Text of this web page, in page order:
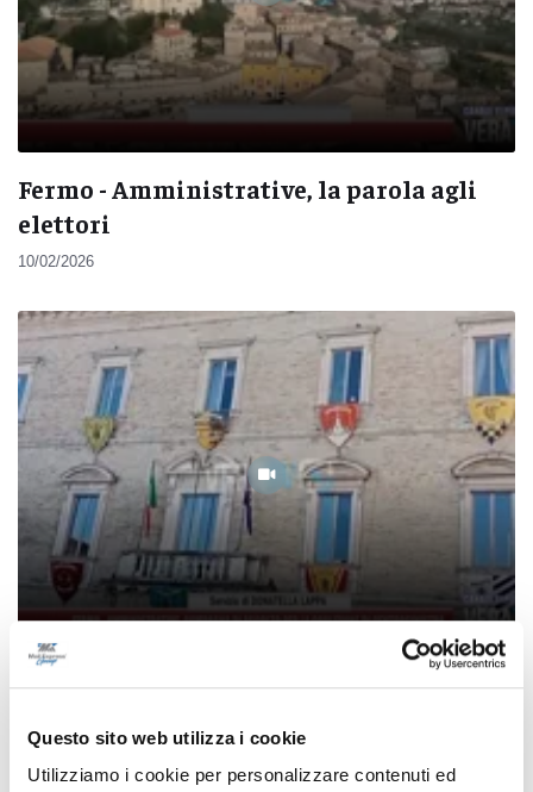
Questo sito web utilizza i cookie
Utilizziamo i cookie per personalizzare contenuti ed
Fermo - Amministrative, la parola agli
elettori
10/02/2026
Fermo - Amministrative, campagna di
centrosinistra
03/02/2026